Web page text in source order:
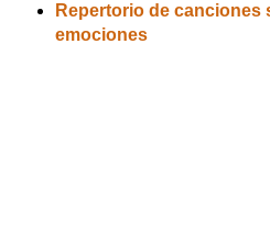
Repertorio de canciones
emociones